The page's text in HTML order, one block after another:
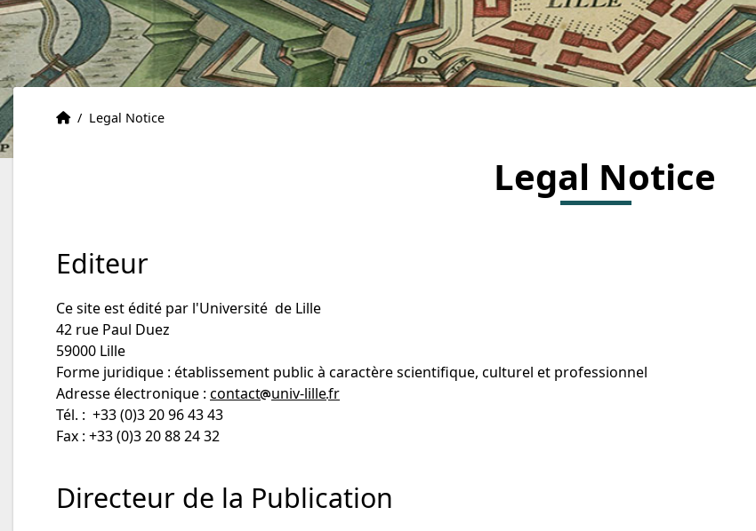
Accueil
Accueil
/ Legal Notice
Legal Notice
Editeur
Ce site est édité par l'Université de Lille
42 rue Paul Duez
59000 Lille
Forme juridique : établissement public à caractère scientifique, culturel et professionnel
Adresse électronique : contact univ-lillefr
Tél. : +33 (0)3 20 96 43 43
Fax : +33 (0)3 20 88 24 32
Directeur de la Publication